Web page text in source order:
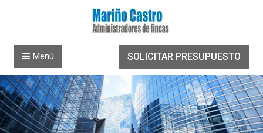
SOLICITAR PRESUPUESTO
Menú